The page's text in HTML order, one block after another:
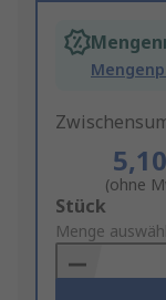
(ohne
Add
to
Basket
Stück
Menge